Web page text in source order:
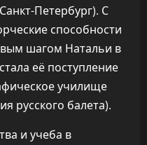
Петербург). С
способности
шагом Натальи в
её поступление
училище
русского балета).
и учеба в